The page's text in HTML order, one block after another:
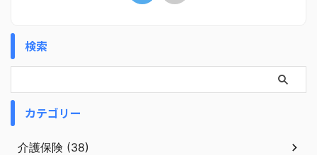
検索
カテゴリー
介護保険 (38)